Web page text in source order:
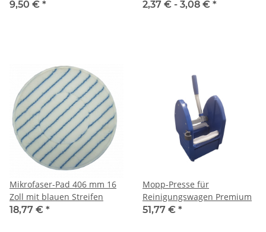
Stück/Set
9,50 € * 2,37 € - 3,08 € *
Mikrofaser-Pad 406 mm 16
Zoll mit blauen Streifen
18,77 € *
Mopp-Presse für
Reinigungswagen Premium
51,77 € *